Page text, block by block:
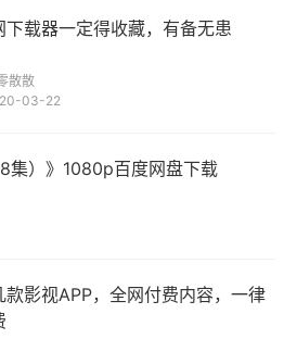
下载器一定得收藏，有备无患
散散
03-22
集）》1080p百度网盘下载
款影视APP，全网付费内容，一律